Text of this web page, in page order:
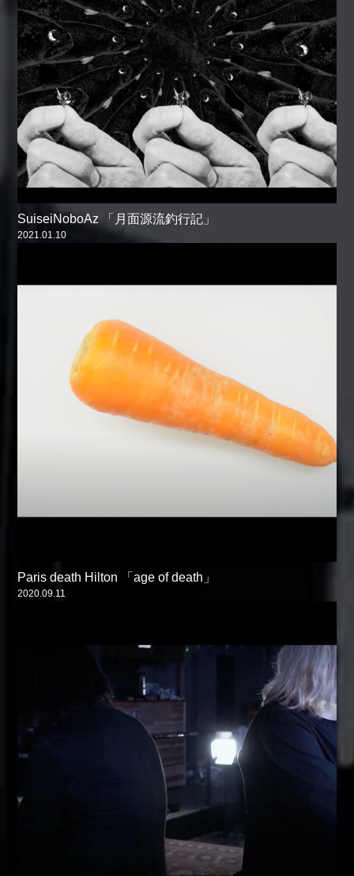
SuiseiNoboAz 「月面源流釣行記」
2021.01.10
Paris death Hilton 「age of death」
2020.09.11